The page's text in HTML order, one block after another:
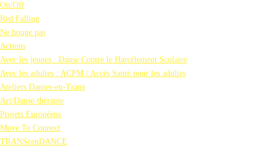
On/Off
Red Falling
Ne bouge pas
Actions
Avec les jeunes : Danse Contre le Harcèlement Scolaire
Avec les adultes : ACPM / Accès Santé pour les adultes
Ateliers Danses-en-Trans
Art/Danse-thérapie
Projets Européens
Move To Connect
TRANScenDANCE